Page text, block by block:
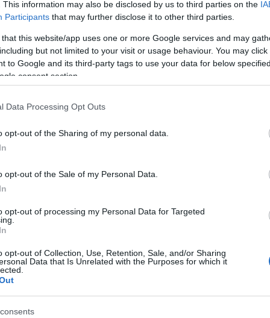
This information may also be disclosed by us to third parties on the
Participants that may further disclose it to other third parties.
that this website/app uses one or more Google services and may
but not limited to your visit or usage behaviour. You may
to Google and its third-party tags to use your data for below
consent section.
Data Processing Opt Outs
opt-out of the Sharing of my personal data.
opt-out of the Sale of my Personal Data.
opt-out of processing my Personal Data for Targeted
opt-out of Collection, Use, Retention, Sale, and/or Sharing
Data that Is Unrelated with the Purposes for which it
1 komment
villamos szabadság híd nosztalgiavillamos 5005 2806 2624 3720 1522
a 2023-as nosztalgiaszezon!
egyelőre úgy tűnik, idén is lesz mivel utazni, idén is lesz mit fotózni! Az
13-án álltam ki a sínek mellé, géppel a kezemben. Ezen a napon a